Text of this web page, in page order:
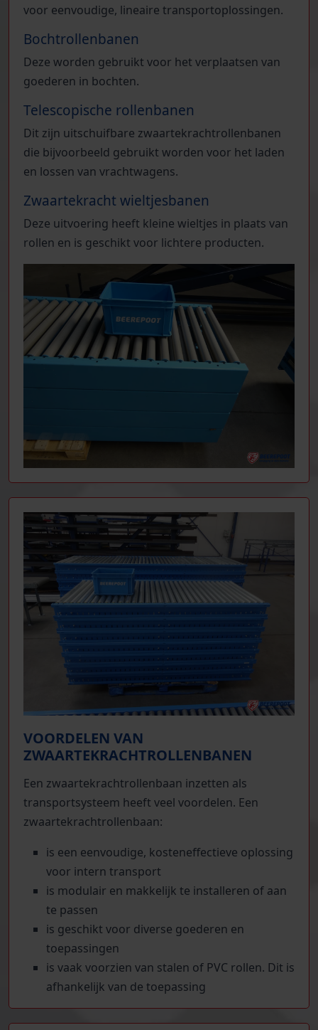
voor eenvoudige, lineaire transportoplossingen.
Bochtrollenbanen
Deze worden gebruikt voor het verplaatsen van
goederen in bochten.
Telescopische rollenbanen
Dit zijn uitschuifbare zwaartekrachtrollenbanen
die bijvoorbeeld gebruikt worden voor het laden
en lossen van vrachtwagens.
Zwaartekracht wieltjesbanen
Deze uitvoering heeft kleine wieltjes in plaats van
rollen en is geschikt voor lichtere producten.
VOORDELEN VAN
ZWAARTEKRACHTROLLENBANEN
Een zwaartekrachtrollenbaan inzetten als
transportsysteem heeft veel voordelen. Een
zwaartekrachtrollenbaan:
is een eenvoudige, kosteneffectieve oplossing
voor intern transport
is modulair en makkelijk te installeren of aan
te passen
is geschikt voor diverse goederen en
toepassingen
is vaak voorzien van stalen of PVC rollen. Dit is
afhankelijk van de toepassing